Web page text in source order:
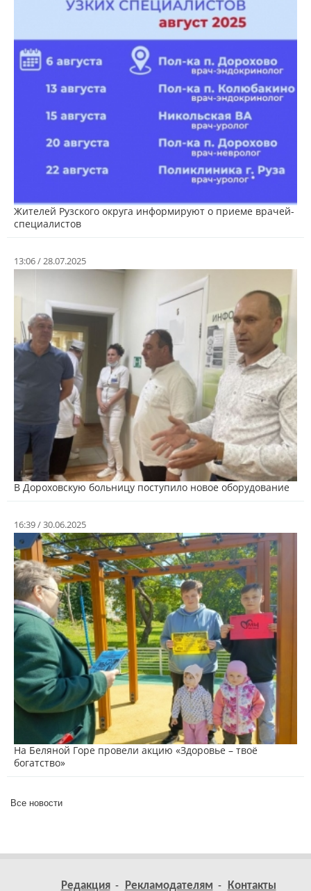
Жителей Рузского округа информируют о приеме врачей-
специалистов
13:06 / 28.07.2025
В Дороховскую больницу поступило новое оборудование
16:39 / 30.06.2025
На Беляной Горе провели акцию «Здоровье – твоё
богатство»
Все новости
Редакция Рекламодателям Контакты